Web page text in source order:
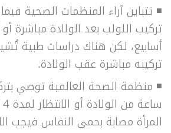
◾ تتباين آراء المنظمات الصحية
تركيب اللولب بعد الولادة مباشرة أو
أسابيع، لكن هناك دراسات طبية
تركيبه مباشرة عقب الولادة.
◾
المرأة مصابة بحمى النفاس فيجب